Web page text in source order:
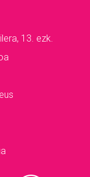
13. ezk.